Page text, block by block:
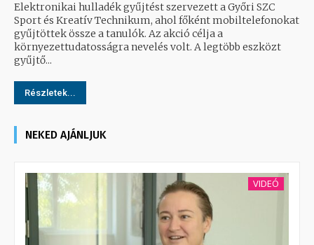
Elektronikai hulladék gyűjtést szervezett a Győri SZC
Sport és Kreatív Technikum, ahol főként mobiltelefonokat
gyűjtöttek össze a tanulók. Az akció célja a
környezettudatosságra nevelés volt. A legtöbb eszközt
gyűjtő...
Részletek...
NEKED AJÁNLJUK
VIDEÓ